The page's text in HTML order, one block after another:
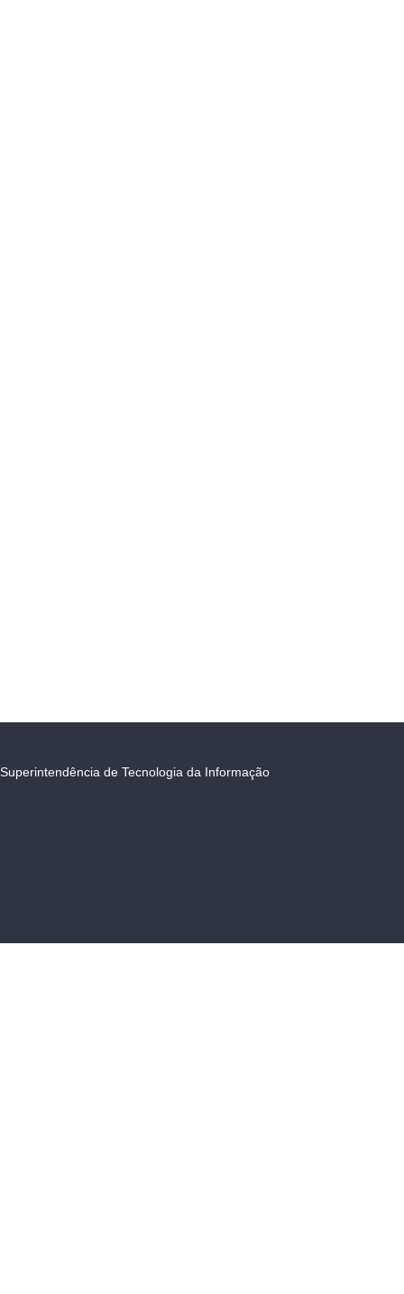
Superintendência de Tecnologia da Informação